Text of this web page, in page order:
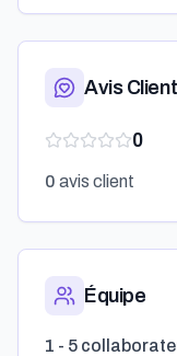
Avis
0
0 avis client
Équipe
1 - 5